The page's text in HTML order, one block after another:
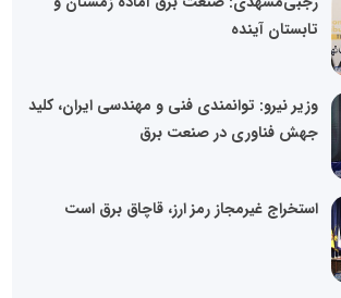
تابستان آینده
وزیر نیرو: توانمندی فنی و مهندسی ایران، کلید
جهش فناوری در صنعت برق
استخراج غیرمجاز رمز ارز، قاچاق برق است